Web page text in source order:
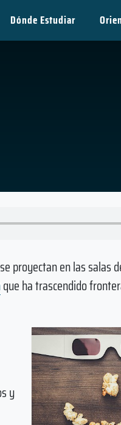
Dónde Estudiar
proyectan en las salas
que ha trascendido
y